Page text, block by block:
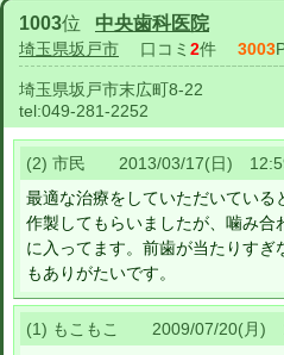
1003位 中央歯科医院
埼玉県坂戸市 口コミ 2件 3003
埼玉県坂戸市末広町8-22
tel:049-281-2252
(2) 市民 2013/03/17(日)
最適な治療をしていただいている
作製してもらいましたが、噛み合
に入ってます。前歯が当たりす
もありがたいです。
(1) もこもこ 2009/07/20(月)